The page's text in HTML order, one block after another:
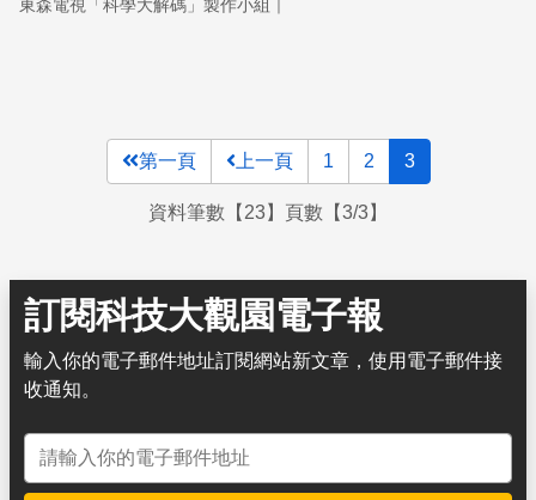
行，溫度的升高是很重要的主因。全球暖化之下，所有適合
東森電視「科學大解碼」製作小組
第一頁 上一頁 1 2 3
資料筆數【23】頁數【3/3】
訂閱科技大觀園電子報
輸入你的電子郵件地址訂閱網站新文章，使用電子郵件接
收通知。
電子郵件地址